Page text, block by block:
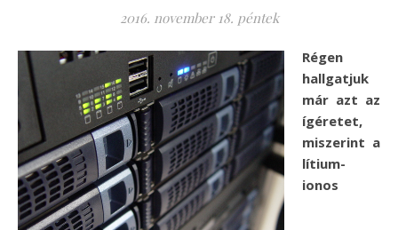
2016. november 18. péntek
Régen
hallgatjuk
már azt az
ígéretet,
miszerint a
lítium-
ionos